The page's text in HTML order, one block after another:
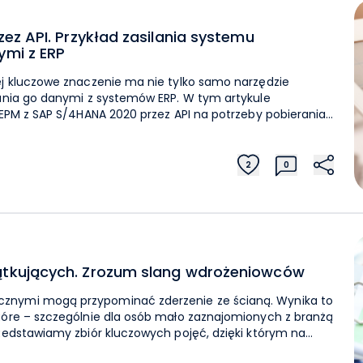
API. Przykład zasilania systemu
z ERP
kluczowe znaczenie ma nie tylko samo narzędzie
go danymi z systemów ERP. W tym artykule
z SAP S/4HANA 2020 przez API na potrzeby pobierania
systemu źródłowego, zakresu danych,
Integracja z SAP nie powinna
developerskiego za każdym razem, gdy controlling
integrację przez API do pobierania danych z SAP. W
na komponentach ETL FlexiEPM, który można
zakresu danych i architektury klienta.
i API FlexiEPM może być zasilany
dobieranych do potrzeb organizacji i możliwości
2 0
Zrozum slang wdrożeniowców
mogą przypominać zderzenie ze ścianą. Wynika to
– szczególnie dla osób mało zaznajomionych z branżą
zbiór kluczowych pojęć, dzięki którym na